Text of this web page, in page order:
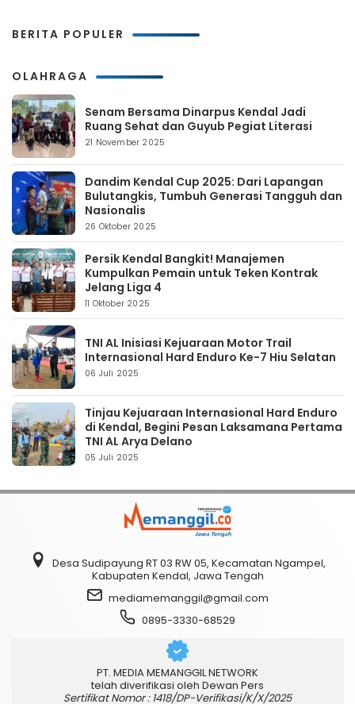
BERITA POPULER
OLAHRAGA
Senam Bersama Dinarpus Kendal Jadi
Ruang Sehat dan Guyub Pegiat Literasi
21 November 2025
Dandim Kendal Cup 2025: Dari Lapangan
Bulutangkis, Tumbuh Generasi Tangguh dan
Nasionalis
26 Oktober 2025
Persik Kendal Bangkit! Manajemen
Kumpulkan Pemain untuk Teken Kontrak
Jelang Liga 4
11 Oktober 2025
TNI AL Inisiasi Kejuaraan Motor Trail
Internasional Hard Enduro Ke-7 Hiu Selatan
06 Juli 2025
Tinjau Kejuaraan Internasional Hard Enduro
di Kendal, Begini Pesan Laksamana Pertama
TNI AL Arya Delano
05 Juli 2025
Desa Sudipayung RT 03 RW 05, Kecamatan Ngampel,
Kabupaten Kendal, Jawa Tengah
mediamemanggil@gmail.com
0895-3330-68529
PT. MEDIA MEMANGGIL NETWORK
telah diverifikasi oleh Dewan Pers
Sertifikat Nomor : 1418/DP-Verifikasi/K/X/2025